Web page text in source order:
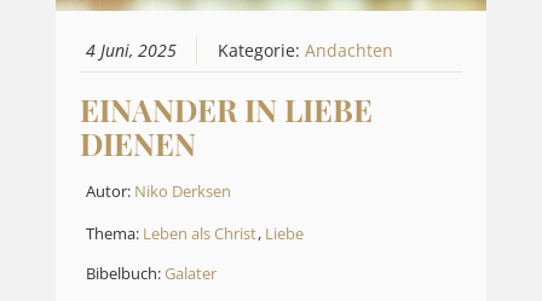
4 Juni, 2025 Kategorie:Andachten
EINANDER IN LIEBE
DIENEN
Autor: Niko Derksen
Thema: Leben als Christ, Liebe
Bibelbuch:Galater